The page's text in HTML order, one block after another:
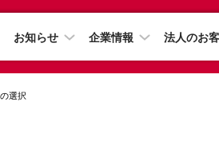
お知らせ 企業情報 法人のお
選択